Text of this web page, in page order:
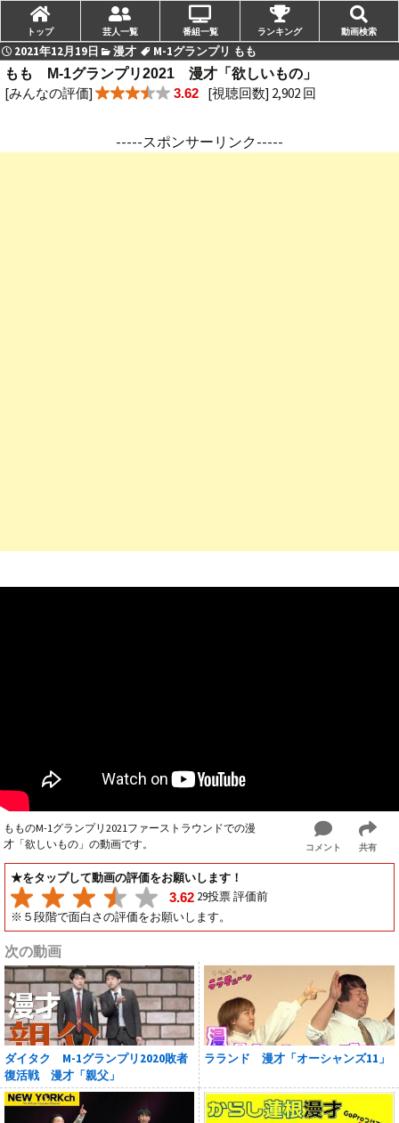
2021年12月19日 漫才
M-1グランプリ もも
もも M-1グランプリ2021 漫才「欲しいもの」
[みんなの評価] 3.62 [視聴回数] 2,902 回
-----スポンサーリンク-----
もものM-1グランプリ2021ファーストラウンドでの漫
才「欲しいもの」の動画です。
コメント 共有
★をタップして動画の評価をお願いします！
3.62 29投票 評価前
※５段階で面白さの評価をお願いします。
次の動画
ダイタク M-1グランプリ2020敗者
復活戦 漫才「親父」
ラランド 漫才「オーシャンズ11」
トップ 芸人一覧 番組一覧 ランキング 動画検索